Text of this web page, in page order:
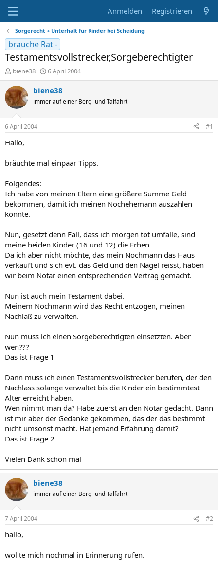
Anmelden Registrieren
Sorgerecht + Unterhalt für Kinder bei Scheidung
brauche Rat -
Testamentsvollstrecker,Sorgeberechtigter
E
r
s
t
e
e
r
biene38
E
r
s
e
t
6 April 2004
biene38
immer auf einer Berg- und Talfahrt
6 April 2004 #1
Hallo,
bräuchte mal einpaar Tipps.
Folgendes:
Ich habe von meinen Eltern eine größere Summe Geld
bekommen, damit ich meinen Nochehemann auszahlen
konnte.
Nun, gesetzt denn Fall, dass ich morgen tot umfalle, sind
meine beiden Kinder (16 und 12) die Erben.
Da ich aber nicht möchte, das mein Nochmann das Haus
verkauft und sich evt. das Geld und den Nagel reisst, haben
wir beim Notar einen entsprechenden Vertrag gemacht.
Nun ist auch mein Testament dabei.
Meinem Nochmann wird das Recht entzogen, meinen
Nachlaß zu verwalten.
Nun muss ich einen Sorgeberechtigten einsetzten. Aber
wen???
Das ist Frage 1
Dann muss ich einen Testamentsvollstrecker berufen, der den
Nachlass solange verwaltet bis die Kinder ein bestimmtest
Alter erreicht haben.
Wen nimmt man da? Habe zuerst an den Notar gedacht. Dann
ist mir aber der Gedanke gekommen, das der das bestimmt
nicht umsonst macht. Hat jemand Erfahrung damit?
Das ist Frage 2
Vielen Dank schon mal
biene38
immer auf einer Berg- und Talfahrt
7 April 2004 #2
hallo,
wollte mich nochmal in Erinnerung rufen.